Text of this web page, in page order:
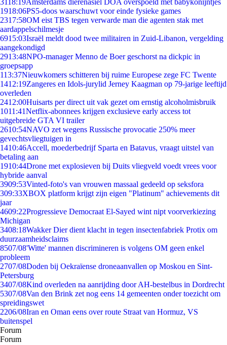
3118:19Amsterdams dierenasiel DOA overspoeld met babykonijntjes
1918:06PS5-doos waarschuwt voor einde fysieke games
2317:58OM eist TBS tegen verwarde man die agenten stak met
aardappelschilmesje
6915:03Israël meldt dood twee militairen in Zuid-Libanon, vergelding
aangekondigd
2913:48NPO-manager Menno de Boer geschorst na dickpic in
groepsapp
113:37Nieuwkomers schitteren bij ruime Europese zege FC Twente
1412:19Zangeres en Idols-jurylid Jerney Kaagman op 79-jarige leeftijd
overleden
2412:00Huisarts per direct uit vak gezet om ernstig alcoholmisbruik
1011:41Netflix-abonnees krijgen exclusieve early access tot
uitgebreide GTA VI trailer
2610:54NAVO zet wegens Russische provocatie 250% meer
gevechtsvliegtuigen in
1410:46Accell, moederbedrijf Sparta en Batavus, vraagt uitstel van
betaling aan
1910:44Drone met explosieven bij Duits vliegveld voedt vrees voor
hybride aanval
3909:53Vinted-foto's van vrouwen massaal gedeeld op seksfora
309:33XBOX platform krijgt zijn eigen "Platinum" achievements dit
jaar
4609:22Progressieve Democraat El-Sayed wint nipt voorverkiezing
Michigan
3408:18Wakker Dier dient klacht in tegen insectenfabriek Protix om
duurzaamheidsclaims
8507/08'Witte' mannen discrimineren is volgens OM geen enkel
probleem
2707/08Doden bij Oekraïense droneaanvallen op Moskou en Sint-
Petersburg
3407/08Kind overleden na aanrijding door AH-bestelbus in Dordrecht
5307/08Van den Brink zet nog eens 14 gemeenten onder toezicht om
spreidingswet
2206/08Iran en Oman eens over route Straat van Hormuz, VS
buitenspel
Forum
Forum